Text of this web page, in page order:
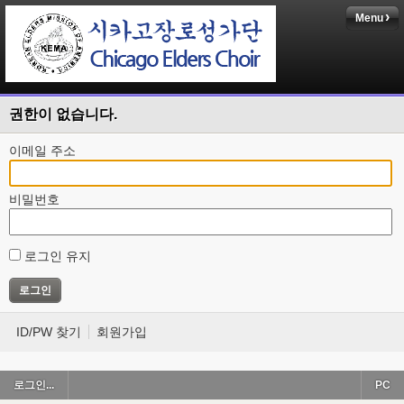
Menu
권한이 없습니다.
이메일 주소
비밀번호
로그인 유지
ID/PW 찾기 회원가입
로그인... PC